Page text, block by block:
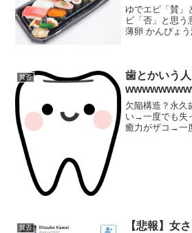
ゆでエビ「賛」
ビ「否」と思
薄卵 かんぴょ
ス...
賛否
歯とかいう
欠陥構造？永久
い→一度でも失
癒力がザコ→一
賛否
【悲報】女